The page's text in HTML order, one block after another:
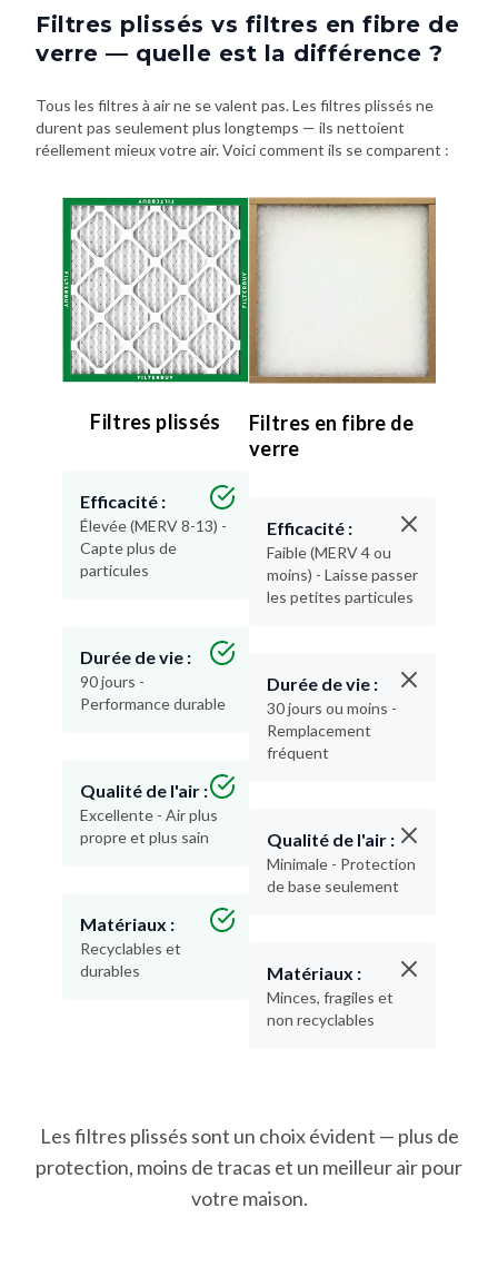
Filtres plissés vs filtres en fibre de
verre — quelle est la différence ?
Tous les filtres à air ne se valent pas. Les filtres plissés ne
durent pas seulement plus longtemps — ils nettoient
réellement mieux votre air. Voici comment ils se comparent :
Filtres plissés
Efficacité :
Élevée (MERV 8-13) -
Capte plus de
particules
Durée de vie :
90 jours -
Performance durable
Qualité de l'air :
Excellente - Air plus
propre et plus sain
Matériaux :
Recyclables et
durables
Filtres en fibre de
verre
Efficacité :
Faible (MERV 4 ou
moins) - Laisse passer
les petites particules
Durée de vie :
30 jours ou moins -
Remplacement
fréquent
Qualité de l'air :
Minimale - Protection
de base seulement
Matériaux :
Minces, fragiles et
non recyclables
Les filtres plissés sont un choix évident — plus de
protection, moins de tracas et un meilleur air pour
votre maison.